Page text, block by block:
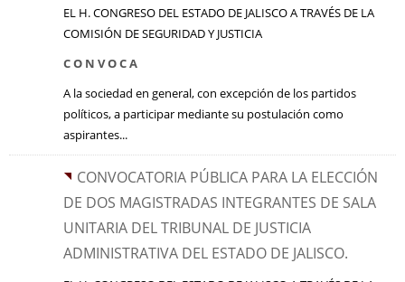
EL H. CONGRESO DEL ESTADO DE JALISCO A TRAVÉS DE LA
COMISIÓN DE SEGURIDAD Y JUSTICIA
C O N V O C A
A la sociedad en general, con excepción de los partidos
políticos, a participar mediante su postulación como
aspirantes...
CONVOCATORIA PÚBLICA PARA LA ELECCIÓN
DE DOS MAGISTRADAS INTEGRANTES DE SALA
UNITARIA DEL TRIBUNAL DE JUSTICIA
ADMINISTRATIVA DEL ESTADO DE JALISCO.